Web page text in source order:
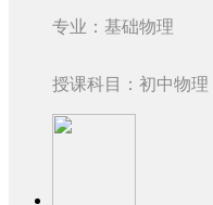
专业：基础物理
授课科目：初中物理